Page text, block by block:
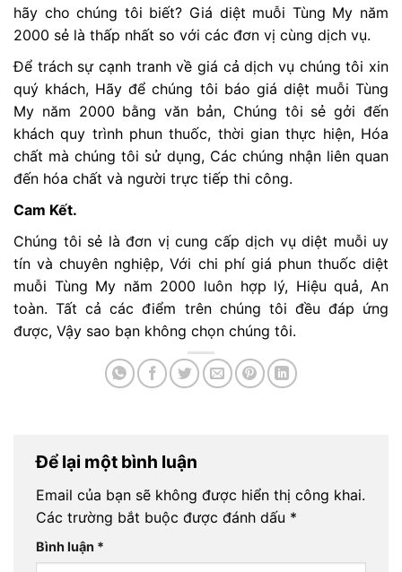
hãy cho chúng tôi biết? Giá diệt muỗi Tùng My năm
2000 sẻ là thấp nhất so với các đơn vị cùng dịch vụ.
Để trách sự cạnh tranh về giá cả dịch vụ chúng tôi xin
quý khách, Hãy để chúng tôi báo giá diệt muỗi Tùng
My năm 2000 bằng văn bản, Chúng tôi sẻ gởi đến
khách quy trình phun thuốc, thời gian thực hiện, Hóa
chất mà chúng tôi sử dụng, Các chúng nhận liên quan
đến hóa chất và người trực tiếp thi công.
Cam Kết.
Chúng tôi sẻ là đơn vị cung cấp dịch vụ diệt muỗi uy
tín và chuyên nghiệp, Với chi phí giá phun thuốc diệt
muỗi Tùng My năm 2000 luôn hợp lý, Hiệu quả, An
toàn. Tất cả các điểm trên chúng tôi đều đáp ứng
được, Vậy sao bạn không chọn chúng tôi.
Để lại một bình luận
Email của bạn sẽ không được hiển thị công khai.
Các trường bắt buộc được đánh dấu *
Bình luận *